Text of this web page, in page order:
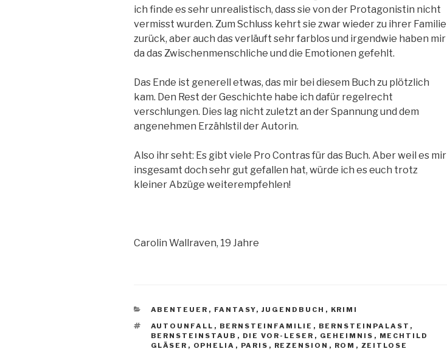
ich finde es sehr unrealistisch, dass sie von der Protagonistin nicht
vermisst wurden. Zum Schluss kehrt sie zwar wieder zu ihrer Familie
zurück, aber auch das verläuft sehr farblos und irgendwie haben mir
da das Zwischenmenschliche und die Emotionen gefehlt.
Das Ende ist generell etwas, das mir bei diesem Buch zu plötzlich
kam. Den Rest der Geschichte habe ich dafür regelrecht
verschlungen. Dies lag nicht zuletzt an der Spannung und dem
angenehmen Erzählstil der Autorin.
Also ihr seht: Es gibt viele Pro Contras für das Buch. Aber weil es mir
insgesamt doch sehr gut gefallen hat, würde ich es euch trotz
kleiner Abzüge weiterempfehlen!
Carolin Wallraven, 19 Jahre
KATEGORIEN
ABENTEUER , FANTASY, JUGENDBUCH , KRIMI
SCHLAGWÖRTER
AUTOUNFALL , BERNSTEINFAMILIE , BERNSTEINPALAST ,
BERNSTEINSTAUB , DIE VOR-LESER , GEHEIMNIS , MECHTILD
GLÄSER , OPHELIA , PARIS , REZENSION , ROM , ZEITLOSE